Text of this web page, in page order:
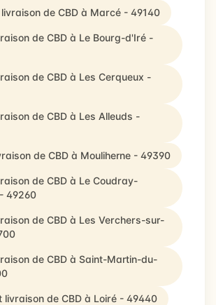
de CBD à Marcé - 49140
de CBD à Le Bourg-d'Iré -
de CBD à Les Cerqueux -
de CBD à Les Alleuds -
de CBD à Mouliherne - 49390
de CBD à Le Coudray-
49260
de CBD à Les Verchers-sur-
de CBD à Saint-Martin-du-
livraison de CBD à Loiré - 49440